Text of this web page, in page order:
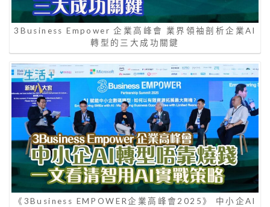
3Business Empower 企業高峰會 業界領袖剖析企業AI
轉型的三大成功關鍵
《3Business EMPOWER企業高峰會2025》 中小企AI